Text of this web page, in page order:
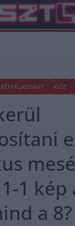
KÉPFELADVÁNY KVÍZ
1 kép
a 8?